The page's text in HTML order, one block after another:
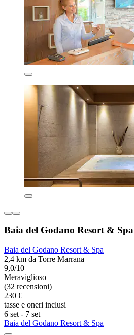
Baia del Godano Resort & Spa
Baia del Godano Resort & Spa
2,4 km da Torre Marrana
9,0/10
Meraviglioso
(32 recensioni)
230 €
tasse e oneri inclusi
6 set - 7 set
Baia del Godano Resort & Spa